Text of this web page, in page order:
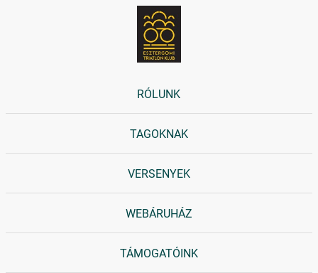
RÓLUNK
TAGOKNAK
VERSENYEK
WEBÁRUHÁZ
TÁMOGATÓINK